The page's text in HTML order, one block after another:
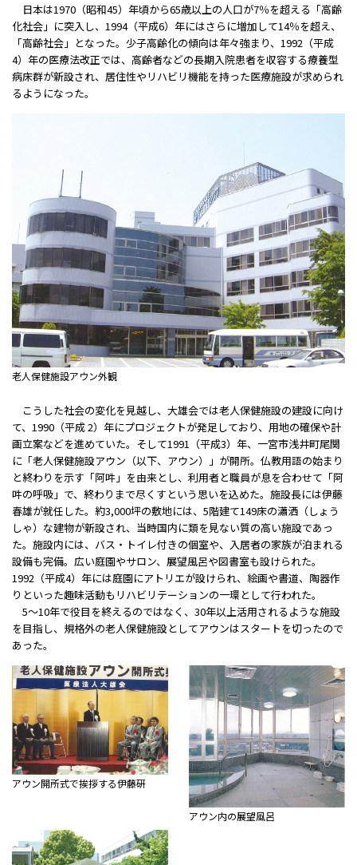
日本は1970（昭和45）年頃から65歳以上の人口が7％を超える「高齢
化社会」に突入し、1994（平成6）年にはさらに増加して14％を超え、
「高齢社会」となった。少子高齢化の傾向は年々強まり、1992（平成
4）年の医療法改正では、高齢者などの長期入院患者を収容する療養型
病床群が新設され、居住性やリハビリ機能を持った医療施設が求められ
るようになった。
老人保健施設アウン外観
こうした社会の変化を見越し、大雄会では老人保健施設の建設に向け
て、1990（平成 2）年にプロジェクトが発足しており、用地の確保や計
画立案などを進めていた。そして1991（平成3）年、一宮市浅井町尾関
に「老人保健施設アウン（以下、アウン）」が開所。仏教用語の始まり
と終わりを示す「阿吽」を由来とし、利用者と職員が息を合わせて「阿
吽の呼吸」で、終わりまで尽くすという思いを込めた。施設長には伊藤
春雄が就任した。約3,000坪の敷地には、5階建て149床の瀟洒（しょう
しゃ）な建物が新設され、当時国内に類を見ない質の高い施設であっ
た。施設内には、バス・トイレ付きの個室や、入居者の家族が泊まれる
設備も完備。広い庭園やサロン、展望風呂や図書室も設けられた。
1992（平成4）年には庭園にアトリエが設けられ、絵画や書道、陶器作
りといった趣味活動もリハビリテーションの一環として行われた。
5～10年で役目を終えるのではなく、30年以上活用されるような施設
を目指し、規格外の老人保健施設としてアウンはスタートを切ったので
あった。
アウン開所式で挨拶する伊藤硏
アウン内の展望風呂